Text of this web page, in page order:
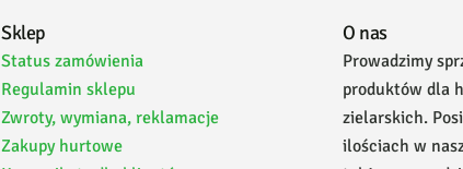
Sklep
Status zamówienia
Regulamin sklepu
Zwroty, wymiana, reklamacje
Zakupy hurtowe
O nas
Prowadzimy
produktów dla
zielarskich.
ilościach w